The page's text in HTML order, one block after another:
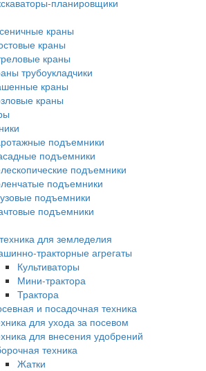
планировщики
краны
краны
краны
трубоукладчики
краны
краны
подъемники
подъемники
подъемники
подъемники
подъемники
подъемники
для земледелия
тракторные агрегаты
Культиваторы
Мини-трактора
Трактора
и посадочная техника
для ухода за посевом
для внесения удобрений
техника
Жатки